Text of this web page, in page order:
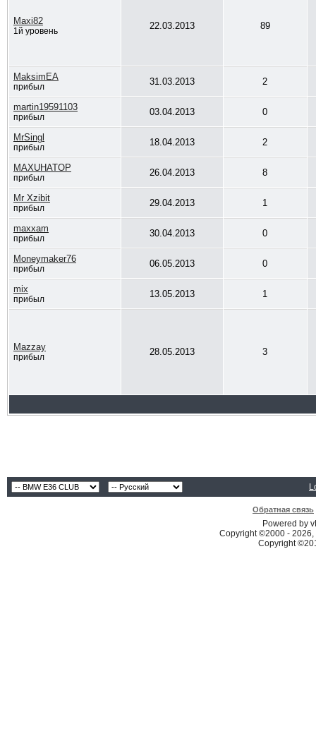
Maxi82
1й уровень 22.03.2013 89
MaksimEA
прибыл 31.03.2013 2
martin19591103
прибыл 03.04.2013 0
MrSingl
прибыл 18.04.2013 2
MAXUHATOP
прибыл 26.04.2013 8
Mr Xzibit
прибыл 29.04.2013 1
maxxam
прибыл 30.04.2013 0
Moneymaker76
прибыл 06.05.2013 0
mix
прибыл 13.05.2013 1
Mazzay
прибыл 28.05.2013 3
Обратная связь
Powered by
Copyright ©2000 -
Copyright